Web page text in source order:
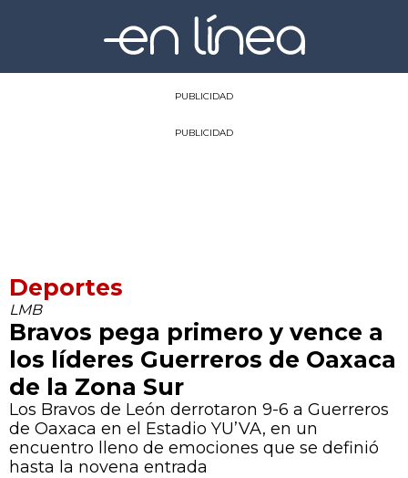
PUBLICIDAD
PUBLICIDAD
Deportes
LMB
Bravos pega primero y vence a
los líderes Guerreros de Oaxaca
de la Zona Sur
Los Bravos de León derrotaron 9-6 a Guerreros
de Oaxaca en el Estadio YU’VA, en un
encuentro lleno de emociones que se definió
hasta la novena entrada